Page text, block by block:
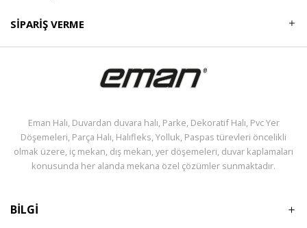
SIPARIŞ VERME
Eman Halı, Duvardan duvara halı, Parke, Dekoratif Halı, Pvc Yer
Döşemeleri, Parça Halı, Halıfleks, Yolluk, Paspas türevleri öncelikli
olmak üzere, iç mekan, dış mekan, yer döşemeleri, duvar kaplamaları
konusunda her alanda mekana özel çözümler sunmaktadır.
BİLGİ